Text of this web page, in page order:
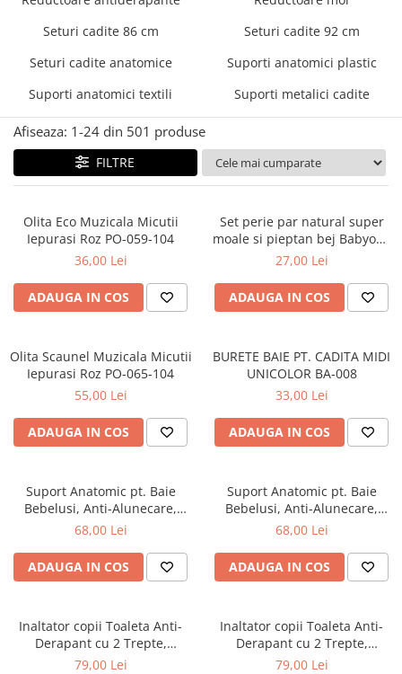
Seturi cadite 86 cm
Seturi cadite 92 cm
Seturi cadite anatomice
Suporti anatomici plastic
Suporti anatomici textili
Suporti metalici cadite
Mese de infasat pliabile
Mese de infasat Ultra Light 50x70
Tampoane postnatale
Tampoane si protectii silicon
pentru san
Seturi cadite 86 cm
Seturi cadite 92 cm
Seturi cadite anatomice
Suporti anatomici plastic
Suporti anatomici textili
Suporti metalici cadite
Afiseaza: 1-24 din 501 produse
FILTRE
Olita Eco Muzicala Micutii
Iepurasi Roz PO-059-104
36,00 Lei
ADAUGA IN COS
Set perie par natural super
moale si pieptan bej Babyono
568/03
27,00 Lei
ADAUGA IN COS
Olita Scaunel Muzicala Micutii
Iepurasi Roz PO-065-104
55,00 Lei
ADAUGA IN COS
BURETE BAIE PT. CADITA MIDI
UNICOLOR BA-008
33,00 Lei
ADAUGA IN COS
Suport Anatomic pt. Baie
Bebelusi, Anti-Alunecare,
Pliabil, Beberoyal, Verde, CD-
68,00 Lei
ADAUGA IN COS
Suport Anatomic pt. Baie
Bebelusi, Anti-Alunecare,
Pliabil, Beberoyal, Mov/Roz,
68,00 Lei
ADAUGA IN COS
Inaltator copii Toaleta Anti-
Derapant cu 2 Trepte,
Beberoyal, Gri, CD-006-003
79,00 Lei
Inaltator copii Toaleta Anti-
Derapant cu 2 Trepte,
Beberoyal, Roz, CD-006-002
79,00 Lei